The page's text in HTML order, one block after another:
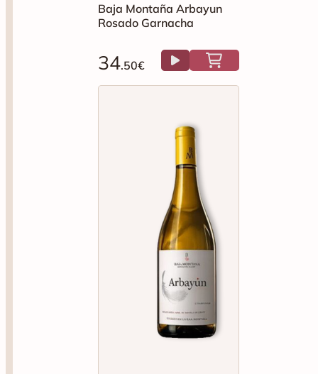
Baja Montaña Arbayun
Rosado Garnacha
34.50€